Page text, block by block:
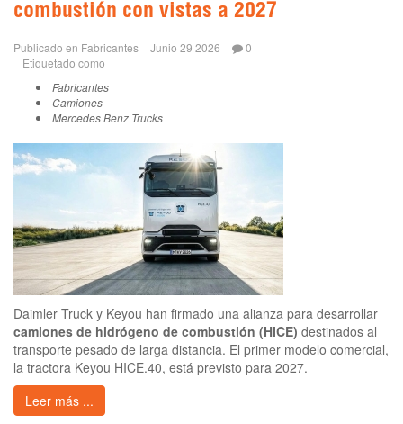
combustión con vistas a 2027
Publicado en Fabricantes Junio 29 2026
0
Etiquetado como
Fabricantes
Camiones
Mercedes Benz Trucks
Daimler Truck y Keyou han firmado una alianza para desarrollar
camiones de hidrógeno de combustión (HICE) destinados al
transporte pesado de larga distancia. El primer modelo comercial,
la tractora Keyou HICE.40, está previsto para 2027.
Leer más ...